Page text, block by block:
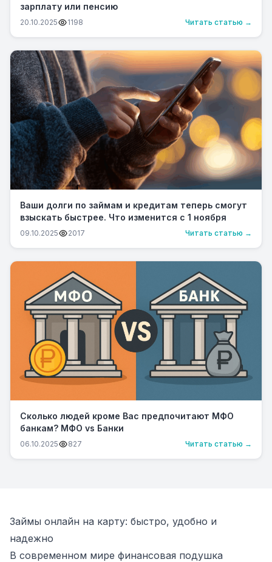
зарплату или пенсию
20.10.2025 1198 Читать статью →
Ваши долги по займам и кредитам теперь смогут
взыскать быстрее. Что изменится с 1 ноября
09.10.2025 2017 Читать статью →
Сколько людей кроме Вас предпочитают МФО
банкам? МФО vs Банки
06.10.2025 827 Читать статью →
Займы онлайн на карту: быстро, удобно и
надежно
В современном мире финансовая подушка